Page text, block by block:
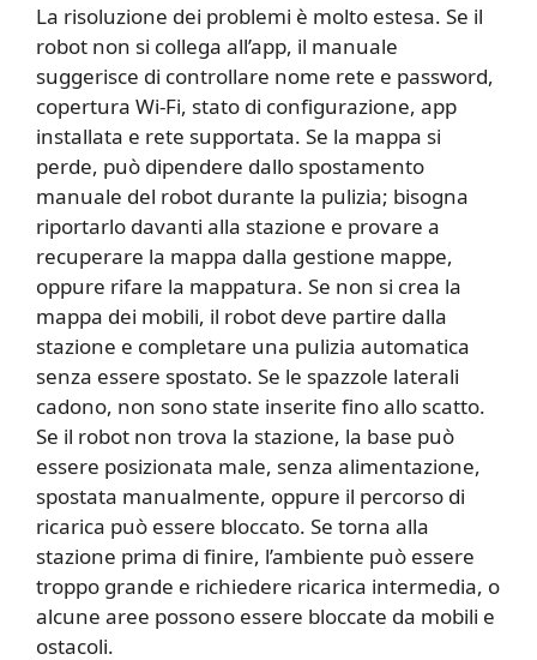
La risoluzione dei problemi è molto estesa. Se il
robot non si collega all’app, il manuale
suggerisce di controllare nome rete e password,
copertura Wi-Fi, stato di configurazione, app
installata e rete supportata. Se la mappa si
perde, può dipendere dallo spostamento
manuale del robot durante la pulizia; bisogna
riportarlo davanti alla stazione e provare a
recuperare la mappa dalla gestione mappe,
oppure rifare la mappatura. Se non si crea la
mappa dei mobili, il robot deve partire dalla
stazione e completare una pulizia automatica
senza essere spostato. Se le spazzole laterali
cadono, non sono state inserite fino allo scatto.
Se il robot non trova la stazione, la base può
essere posizionata male, senza alimentazione,
spostata manualmente, oppure il percorso di
ricarica può essere bloccato. Se torna alla
stazione prima di finire, l’ambiente può essere
troppo grande e richiedere ricarica intermedia, o
alcune aree possono essere bloccate da mobili e
ostacoli.